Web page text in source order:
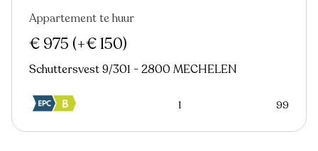
Nieuw
Appartement te huur
€ 975 (+€ 150)
Schuttersvest 9/301 - 2800 MECHELEN
1 99